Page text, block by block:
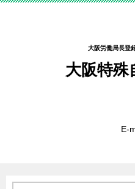
大阪労働局長登
大阪特殊
E-